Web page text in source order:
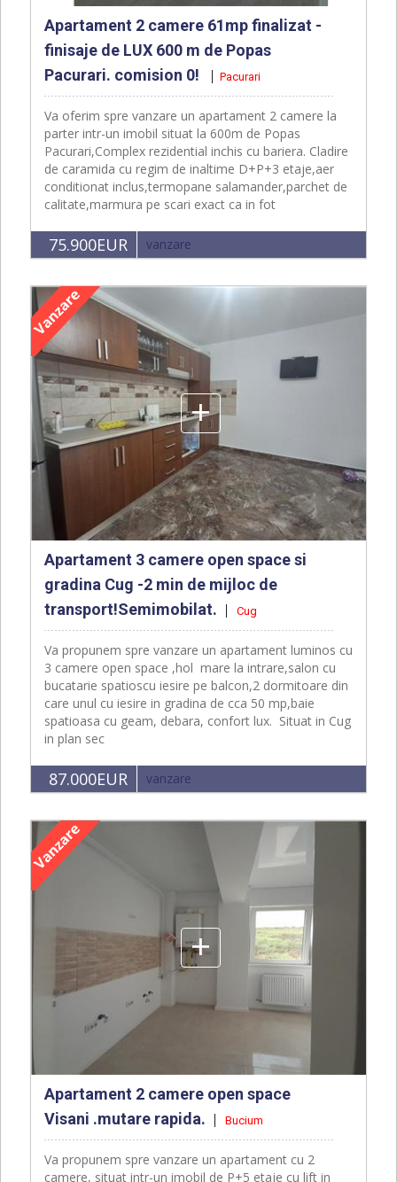
Apartament 2 camere 61mp finalizat -
finisaje de LUX 600 m de Popas
Pacurari. comision 0!
Pacurari
Va oferim spre vanzare un apartament 2 camere la
parter intr-un imobil situat la 600m de Popas
Pacurari,Complex rezidential inchis cu bariera. Cladire
de caramida cu regim de inaltime D+P+3 etaje,aer
conditionat inclus,termopane salamander,parchet de
calitate,marmura pe scari exact ca in fot
75.900EUR vanzare
+
Apartament 3 camere open space si
gradina Cug -2 min de mijloc de
transport!Semimobilat.
Cug
Va propunem spre vanzare un apartament luminos cu
3 camere open space ,hol mare la intrare,salon cu
bucatarie spatioscu iesire pe balcon,2 dormitoare din
care unul cu iesire in gradina de cca 50 mp,baie
spatioasa cu geam, debara, confort lux. Situat in Cug
in plan sec
87.000EUR vanzare
+
Apartament 2 camere open space
Visani .mutare rapida.
Bucium
Va propunem spre vanzare un apartament cu 2
camere, situat intr-un imobil de P+5 etaje cu lift in